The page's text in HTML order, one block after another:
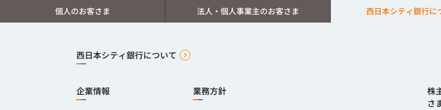
個人のお客さま 法人・個人事業主のお客さま 西日本シティ銀行に
西日本シティ銀行について
企業情報 業務方針
株
さ